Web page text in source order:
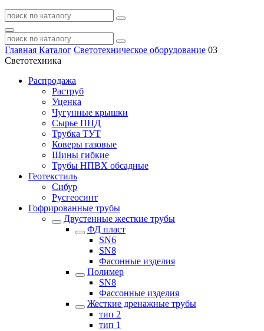
Главная Каталог Светотехническое оборудование 03
Светотехника
Распродажа
Раструб
Уценка
Чугунные крышки
Сырье ПНД
Трубка ТУТ
Коверы газовые
Шины гибкие
Трубы НПВХ обсадные
Геотекстиль
Сибур
Русгеосинт
Гофрированные трубы
Двустенные жесткие трубы
ФД пласт
SN6
SN8
Фасонные изделия
Полимер
SN8
Фассонные изделия
Жесткие дренажные трубы
тип 2
тип 1